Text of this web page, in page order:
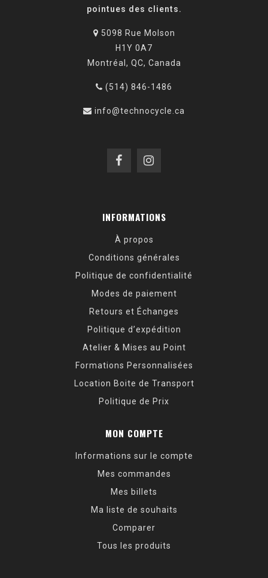
pointues des clients.
5098 Rue Molson
H1Y 0A7
Montréal, QC, Canada
(514) 846-1486
info@technocycle.ca
INFORMATIONS
À propos
Conditions générales
Politique de confidentialité
Modes de paiement
Retours et Échanges
Politique d’expédition
Atelier & Mises au Point
Formations Personnalisées
Location Boite de Transport
Politique de Prix
MON COMPTE
Informations sur le compte
Mes commandes
Mes billets
Ma liste de souhaits
Comparer
Tous les produits